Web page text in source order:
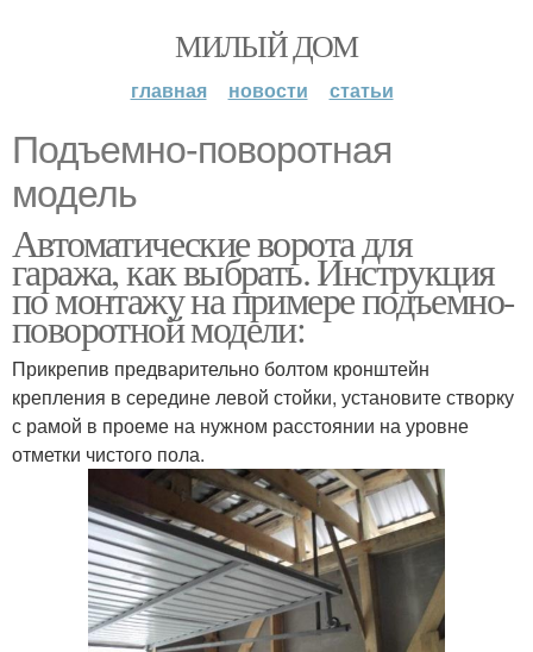
МИЛЫЙ ДОМ
главная новости статьи
Подъемно-поворотная
модель
Автоматические ворота для
гаража, как выбрать. Инструкция
по монтажу на примере подъемно-
поворотной модели:
Прикрепив предварительно болтом кронштейн
крепления в середине левой стойки, установите створку
с рамой в проеме на нужном расстоянии на уровне
отметки чистого пола.